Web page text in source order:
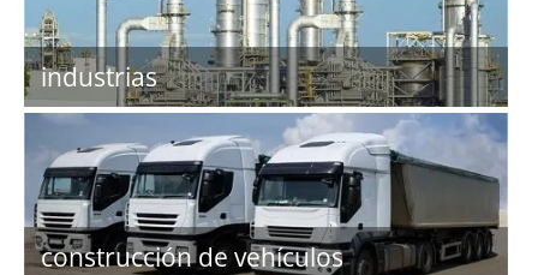
industrias
construcción de vehículos